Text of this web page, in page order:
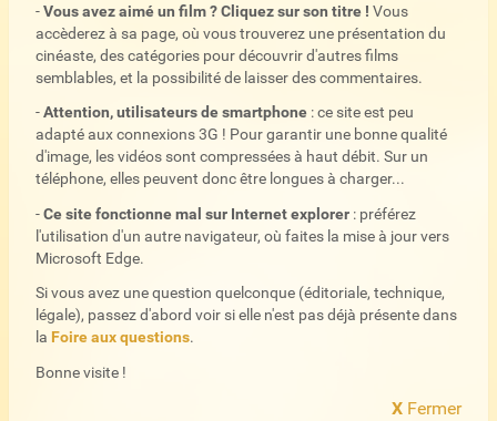
-Vous avez aimé un film ? Cliquez sur son titre ! Vous
accèderez à sa page, où vous trouverez une présentation du
cinéaste, des catégories pour découvrir d'autres films
semblables, et la possibilité de laisser des commentaires.
-Attention, utilisateurs de smartphone : ce site est peu
adapté aux connexions 3G ! Pour garantir une bonne qualité
d'image, les vidéos sont compressées à haut débit. Sur un
téléphone, elles peuvent donc être longues à charger...
-Ce site fonctionne mal sur Internet explorer : préférez
l'utilisation d'un autre navigateur, où faites la mise à jour vers
Microsoft Edge.
Si vous avez une question quelconque (éditoriale, technique,
légale), passez d'abord voir si elle n'est pas déjà présente dans
la Foire aux questions.
Bonne visite !
X Fermer